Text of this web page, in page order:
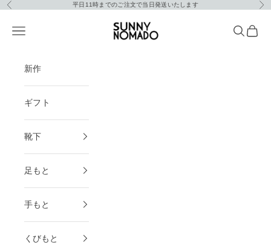
コンテンツへスキップ
前へ 平日11時までのご注文で当日発送いたします 次
SUNNY NOMADO
メニュー 検索カート
新作
ギフト
靴下
足もと
手もと
くびもと